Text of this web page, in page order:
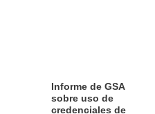
Informe de GSA
sobre uso de
credenciales de